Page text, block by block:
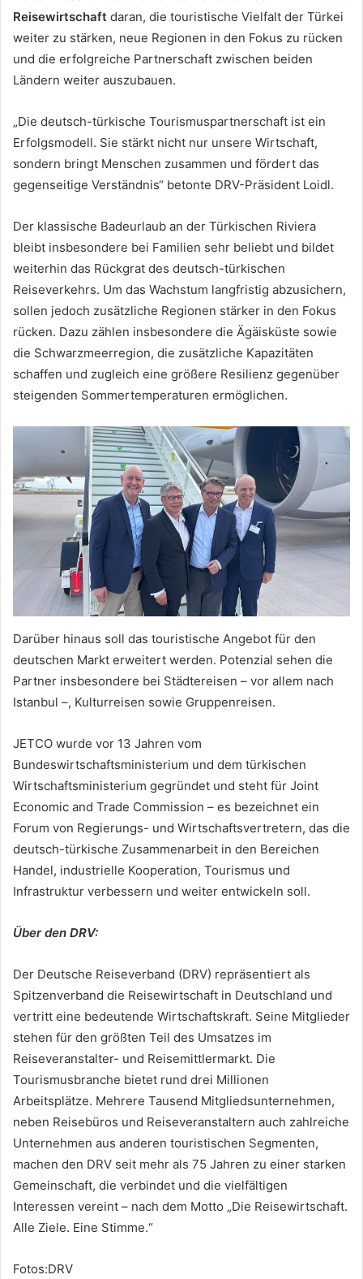
Reisewirtschaft daran, die touristische Vielfalt der Türkei
weiter zu stärken, neue Regionen in den Fokus zu rücken
und die erfolgreiche Partnerschaft zwischen beiden
Ländern weiter auszubauen.
„Die deutsch-türkische Tourismuspartnerschaft ist ein
Erfolgsmodell. Sie stärkt nicht nur unsere Wirtschaft,
sondern bringt Menschen zusammen und fördert das
gegenseitige Verständnis“ betonte DRV-Präsident Loidl.
Der klassische Badeurlaub an der Türkischen Riviera
bleibt insbesondere bei Familien sehr beliebt und bildet
weiterhin das Rückgrat des deutsch-türkischen
Reiseverkehrs. Um das Wachstum langfristig abzusichern,
sollen jedoch zusätzliche Regionen stärker in den Fokus
rücken. Dazu zählen insbesondere die Ägäisküste sowie
die Schwarzmeerregion, die zusätzliche Kapazitäten
schaffen und zugleich eine größere Resilienz gegenüber
steigenden Sommertemperaturen ermöglichen.
Darüber hinaus soll das touristische Angebot für den
deutschen Markt erweitert werden. Potenzial sehen die
Partner insbesondere bei Städtereisen – vor allem nach
Istanbul –, Kulturreisen sowie Gruppenreisen.
JETCO wurde vor 13 Jahren vom
Bundeswirtschaftsministerium und dem türkischen
Wirtschaftsministerium gegründet und steht für Joint
Economic and Trade Commission – es bezeichnet ein
Forum von Regierungs- und Wirtschaftsvertretern, das die
deutsch-türkische Zusammenarbeit in den Bereichen
Handel, industrielle Kooperation, Tourismus und
Infrastruktur verbessern und weiter entwickeln soll.
Über den DRV:
Der Deutsche Reiseverband (DRV) repräsentiert als
Spitzenverband die Reisewirtschaft in Deutschland und
vertritt eine bedeutende Wirtschaftskraft. Seine Mitglieder
stehen für den größten Teil des Umsatzes im
Reiseveranstalter- und Reisemittlermarkt. Die
Tourismusbranche bietet rund drei Millionen
Arbeitsplätze. Mehrere Tausend Mitgliedsunternehmen,
neben Reisebüros und Reiseveranstaltern auch zahlreiche
Unternehmen aus anderen touristischen Segmenten,
machen den DRV seit mehr als 75 Jahren zu einer starken
Gemeinschaft, die verbindet und die vielfältigen
Interessen vereint – nach dem Motto „Die Reisewirtschaft.
Alle Ziele. Eine Stimme.“
Fotos:DRV